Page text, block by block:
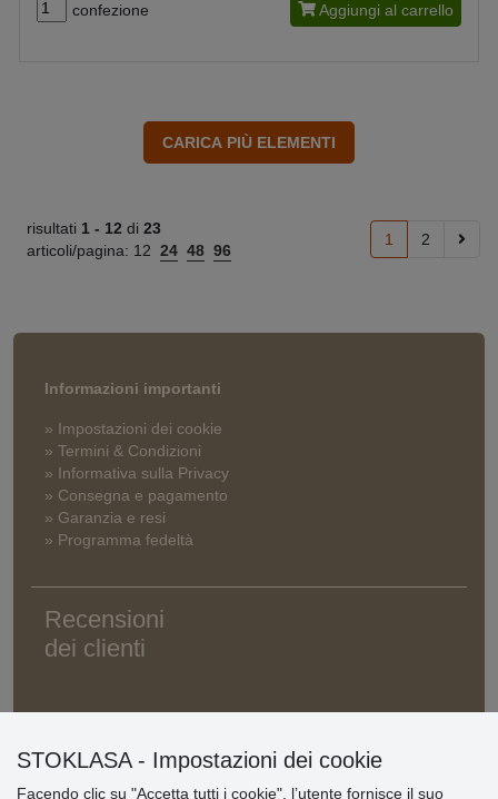
confezione Aggiungi al carrello
risultati 1 - 12 di 23
articoli/pagina: 12 24 48 96
1 2
Informazioni importanti
» Impostazioni dei cookie
» Termini & Condizioni
» Informativa sulla Privacy
» Consegna e pagamento
» Garanzia e resi
» Programma fedeltà
Recensioni
dei clienti
STOKLASA - Impostazioni dei cookie
Facendo clic su "Accetta tutti i cookie", l’utente fornisce il suo